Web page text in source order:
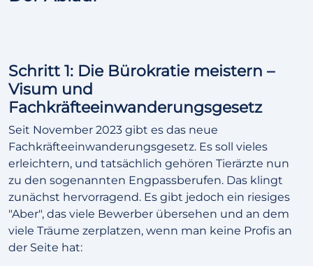
Schritt 1: Die Bürokratie meistern –
Visum und
Fachkräfteeinwanderungsgesetz
Seit November 2023 gibt es das neue
Fachkräfteeinwanderungsgesetz. Es soll vieles
erleichtern, und tatsächlich gehören Tierärzte nun
zu den sogenannten Engpassberufen. Das klingt
zunächst hervorragend. Es gibt jedoch ein riesiges
"Aber", das viele Bewerber übersehen und an dem
viele Träume zerplatzen, wenn man keine Profis an
der Seite hat: